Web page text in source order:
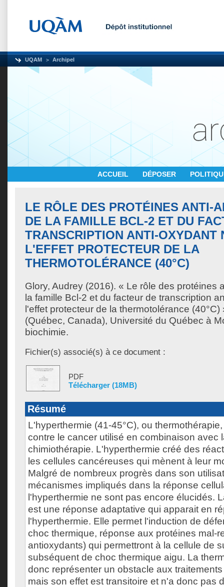
UQAM Archipel
ACCUEIL DÉPOSER
LE RÔLE DES PROTÉINES ANTI-
DE LA FAMILLE BCL-2 ET DU
TRANSCRIPTION ANTI-OXYDANT
L'EFFET PROTECTEUR DE LA
THERMOTOLÉRANCE (40°C)
Glory, Audrey (2016). « Le rôle des protéines
la famille Bcl-2 et du facteur de transcription
l'effet protecteur de la thermotolérance
(Québec, Canada), Université du Québec à
biochimie.
Fichier(s) associé(s) à ce document :
PDF
Télécharger (18MB)
Résumé
L'hyperthermie (41-45°C), ou
contre le cancer utilisé en combinaison avec
chimiothérapie. L'hyperthermie créé des
les cellules cancéreuses qui mènent à leur
Malgré de nombreux progrès dans son
mécanismes impliqués dans la réponse
l'hyperthermie ne sont pas encore élucidés.
est une réponse adaptative qui apparait en
l'hyperthermie. Elle permet l'induction de
choc thermique, réponse aux protéines mal-
antioxydants) qui permettront à la cellule de
subséquent de choc thermique aigu. La
donc représenter un obstacle aux
mais son effet est transitoire et n'a donc pas